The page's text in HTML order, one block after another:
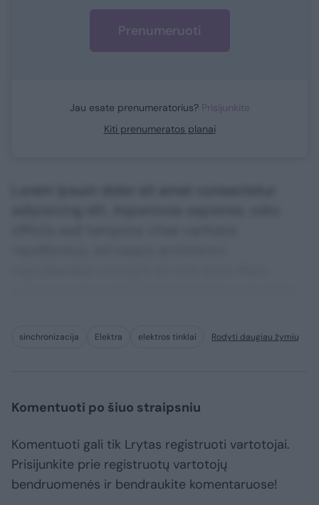
Prenumeruoti
Jau esate prenumeratorius? Prisijunkite
Kiti prenumeratos planai
sinchronizacija Elektra elektros tinklai Rodyti daugiau žymių
Komentuoti po šiuo straipsniu
Komentuoti gali tik Lrytas registruoti vartotojai.
Prisijunkite prie registruotų vartotojų
bendruomenės ir bendraukite komentaruose!